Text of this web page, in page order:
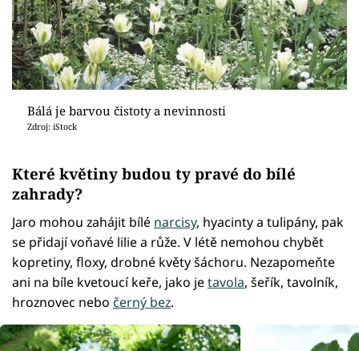
Bálá je barvou čistoty a nevinnosti
Zdroj: iStock
Které květiny budou ty pravé do bílé
zahrady?
Jaro mohou zahájit bílé narcisy, hyacinty a tulipány, pak
se přidají voňavé lilie a růže. V létě nemohou chybět
kopretiny, floxy, drobné květy šáchoru. Nezapomeňte
ani na bíle kvetoucí keře, jako jetavola, šeřík, tavolník,
hroznovec nebo černý bez.